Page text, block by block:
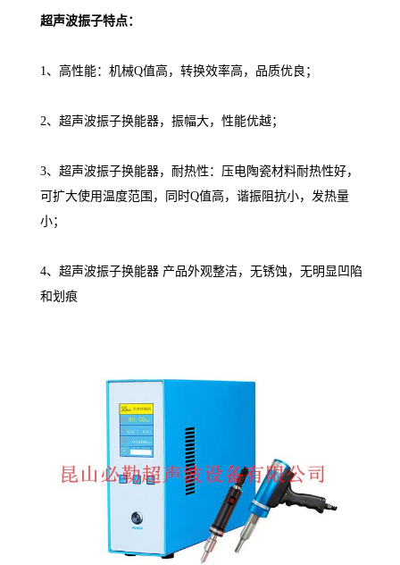
超声波振子特点：
1、高性能：机械Q值高，转换效率高，品质优良；
2、超声波振子换能器，振幅大，性能优越；
3、超声波振子换能器，耐热性：压电陶瓷材料耐热性好，
可扩大使用温度范围，同时Q值高，谐振阻抗小，发热量
小；
4、超声波振子换能器 产品外观整洁，无锈蚀，无明显凹陷
和划痕